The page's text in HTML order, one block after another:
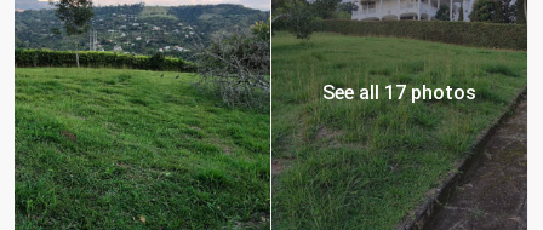
See all 17 photos